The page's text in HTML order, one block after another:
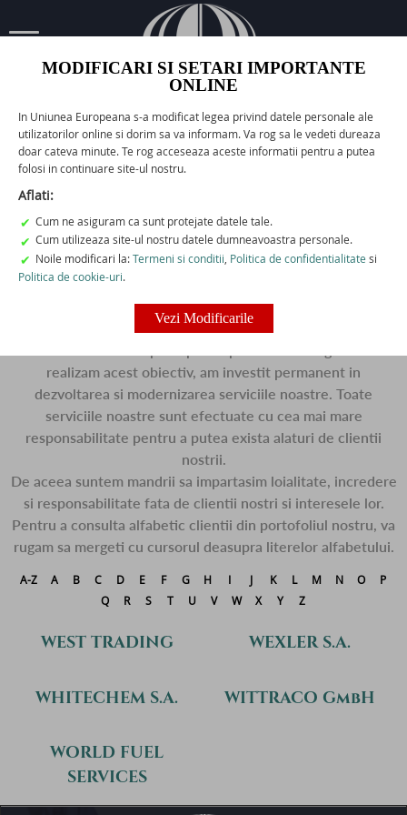
""sa ai o misiune, sa stii ca poti sa faci ceva util, parte din ceva mare, este
inaltator si mobilizator. cand ai o misiune, ai speranta. si atunci viata ta are
o calitate mai ridicata. in general, oamenii care isi gasesc o misiune in viata
sunt mult mai f"
Clienti
Pentru noi, dintotdeauna, satisfactia clientului a ramas
realizam acest obiectiv, am investit permanent in
dezvoltarea si modernizarea serviciile noastre. Toate
serviciile noastre sunt efectuate cu cea mai mare
responsabilitate pentru a putea exista alaturi de clientii
nostrii.
De aceea suntem mandrii sa impartasim loialitate, incredere
si responsabilitate fata de clientii nostri si interesele lor.
Pentru a consulta alfabetic clientii din portofoliul nostru, va
rugam sa mergeti cu cursorul deasupra literelor alfabetului.
A-Z A B C D E F G H I J K L M N O
P
Q
R S T U V W X Y Z
WEST TRADING WEXLER S.A.
WHITECHEM S.A. WITTRACO GmbH
WORLD FUEL
SERVICES
MODIFICARI SI SETARI IMPORTANTE
ONLINE
In Uniunea Europeana s-a modificat legea privind datele personale ale
utilizatorilor online si dorim sa va informam. Va rog sa le vedeti dureaza
doar cateva minute. Te rog acceseaza aceste informatii pentru a putea
folosi in continuare site-ul nostru.
Aflati:
✔ Cum ne asiguram ca sunt protejate datele tale.
✔ Cum utilizeaza site-ul nostru datele dumneavoastra personale.
✔ Noile modificari la:Termeni si conditii Politica de confidentialitate si
Politica de cookie-uri.
Vezi Modificarile